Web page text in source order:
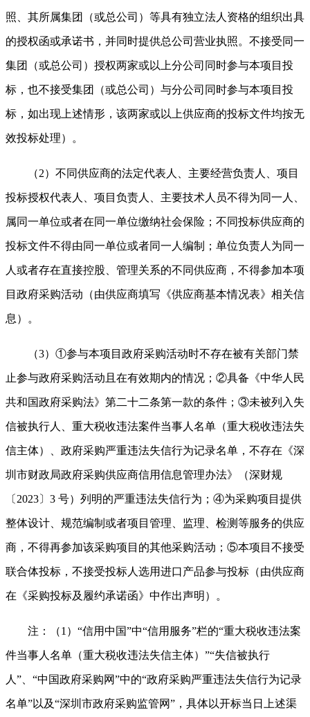
照、其所属集团（或总公司）等具有独立法人资格的组织出具
的授权函或承诺书，并同时提供总公司营业执照。不接受同一
集团（或总公司）授权两家或以上分公司同时参与本项目投
标，也不接受集团（或总公司）与分公司同时参与本项目投
标，如出现上述情形，该两家或以上供应商的投标文件均按无
效投标处理）。
（2）不同供应商的法定代表人、主要经营负责人、项目
投标授权代表人、项目负责人、主要技术人员不得为同一人、
属同一单位或者在同一单位缴纳社会保险；不同投标供应商的
投标文件不得由同一单位或者同一人编制；单位负责人为同一
人或者存在直接控股、管理关系的不同供应商，不得参加本项
目政府采购活动（由供应商填写《供应商基本情况表》相关信
息）。
（3）①参与本项目政府采购活动时不存在被有关部门禁
止参与政府采购活动且在有效期内的情况；②具备《中华人民
共和国政府采购法》第二十二条第一款的条件；③未被列入失
信被执行人、重大税收违法案件当事人名单（重大税收违法失
信主体）、政府采购严重违法失信行为记录名单，不存在《深
圳市财政局政府采购供应商信用信息管理办法》（深财规
〔2023〕3 号）列明的严重违法失信行为；④为采购项目提供
整体设计、规范编制或者项目管理、监理、检测等服务的供应
商，不得再参加该采购项目的其他采购活动；⑤本项目不接受
联合体投标，不接受投标人选用进口产品参与投标（由供应商
在《采购投标及履约承诺函》中作出声明）。
注：（1）“信用中国”中“信用服务”栏的“重大税收违法案
件当事人名单（重大税收违法失信主体）”“失信被执行
人”、“中国政府采购网”中的“政府采购严重违法失信行为记录
名单”以及“深圳市政府采购监管网”，具体以开标当日上述渠